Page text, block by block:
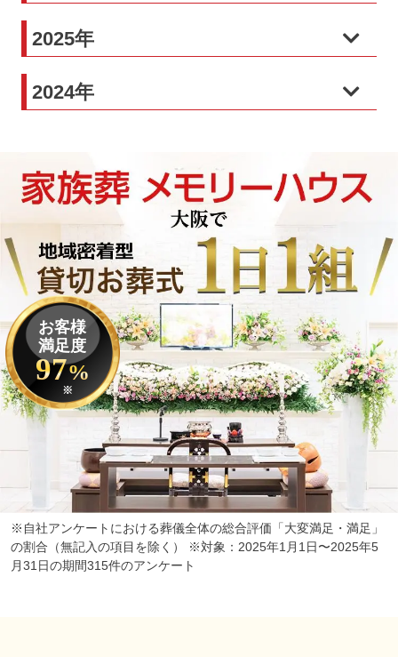
2025年
2024年
お客様
満足度
97%
※
※自社アンケートにおける葬儀全体の総合評価「大変満足・満足」
の割合（無記入の項目を除く） ※対象：2025年1月1日〜2025年5
月31日の期間315件のアンケート